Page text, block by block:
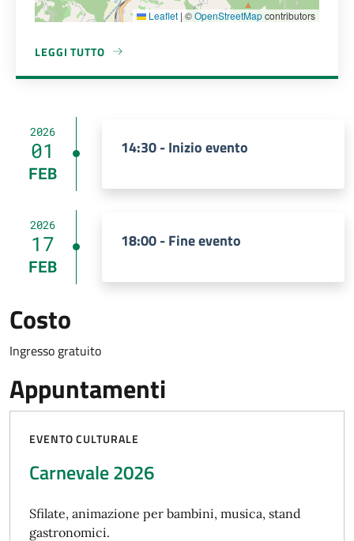
Leaflet | ©OpenStreetMapcontributors
LEGGI TUTTO
A PROPOSITO DI PIAZZA DELLA REPUBBLICA
2026
01
FEB
14:30 - Inizio evento
2026
17
FEB
18:00 - Fine evento
Costo
Ingresso gratuito
Appuntamenti
EVENTO CULTURALE
Carnevale 2026
Sfilate, animazione per bambini, musica, stand
gastronomici.